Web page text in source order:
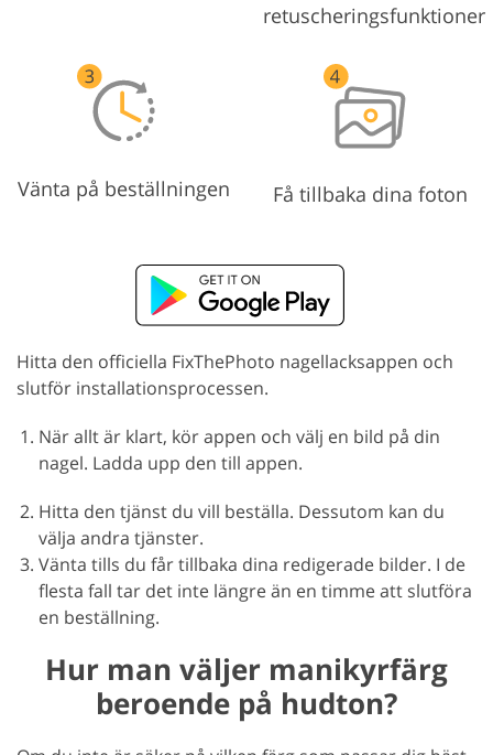
retuscheringsfunktioner
Vänta på beställningen Få tillbaka dina foton
Hitta den officiella FixThePhoto nagellacksappen och
slutför installationsprocessen.
När allt är klart, kör appen och välj en bild på din
nagel. Ladda upp den till appen.
Hitta den tjänst du vill beställa. Dessutom kan du
välja andra tjänster.
Vänta tills du får tillbaka dina redigerade bilder. I de
flesta fall tar det inte längre än en timme att slutföra
en beställning.
Hur man väljer manikyrfärg
beroende på hudton?